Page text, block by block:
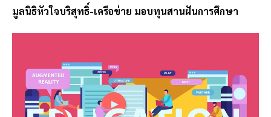
มูลนิธิหัวใจบริสุทธิ์-เครือข่าย มอบทุนสานฝันการศึกษา